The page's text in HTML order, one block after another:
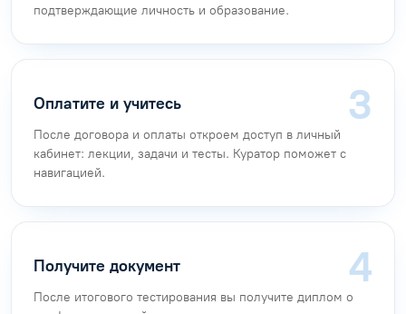
подтверждающие личность и образование.
Оплатите и учитесь
После договора и оплаты откроем доступ в личный
кабинет: лекции, задачи и тесты. Куратор поможет с
навигацией.
Получите документ
После итогового тестирования вы получите диплом о